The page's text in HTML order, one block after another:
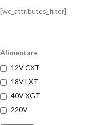
[wc_attributes_filter]
Alimentare
12V CXT
18V LXT
40V XGT
220V